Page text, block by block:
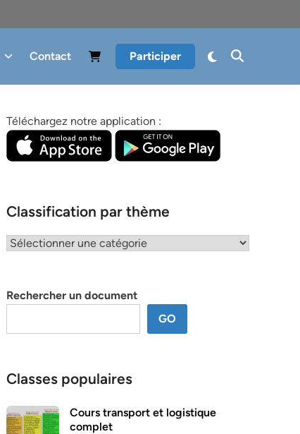
Contact Participer
Téléchargez notre application :
Classification par thème
Classification
Rechercher un document
GO
Classes populaires
Cours transport et logistique
complet